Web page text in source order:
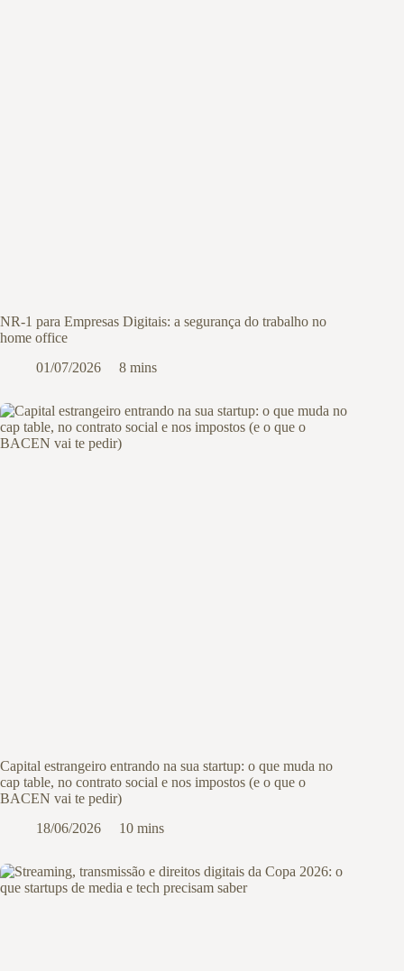
NR-1 para Empresas Digitais: a segurança do trabalho no
home office
01/07/2026
8 mins
Capital estrangeiro entrando na sua startup: o que muda no
cap table, no contrato social e nos impostos (e o que o
BACEN vai te pedir)
18/06/2026
10 mins